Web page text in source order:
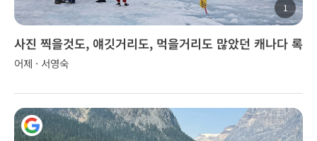
1
사진 찍을것도, 얘깃거리도, 먹을거리도 많았던 캐나다 록
키 투어..
어제 · 서영숙